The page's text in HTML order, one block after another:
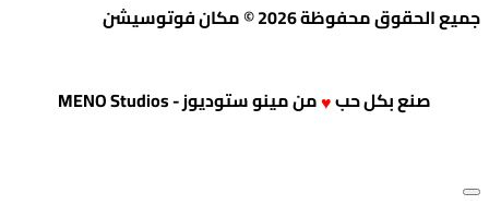
اختيار
على
جميع الحقوق محفوظة 2026 © مكان فوتوسيشن
صنع بكل حب♥منمينو ستوديوز - MENO Studios